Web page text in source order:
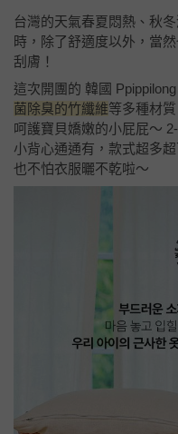
台灣的天氣春夏悶熱、秋
時，除了舒適度以外，當
刮膚！
這次開團的 韓國
菌除臭的竹纖維等多種材
呵護寶貝嬌嫩的小屁屁～
小背心通通有，款式超多
也不怕衣服曬不乾啦～